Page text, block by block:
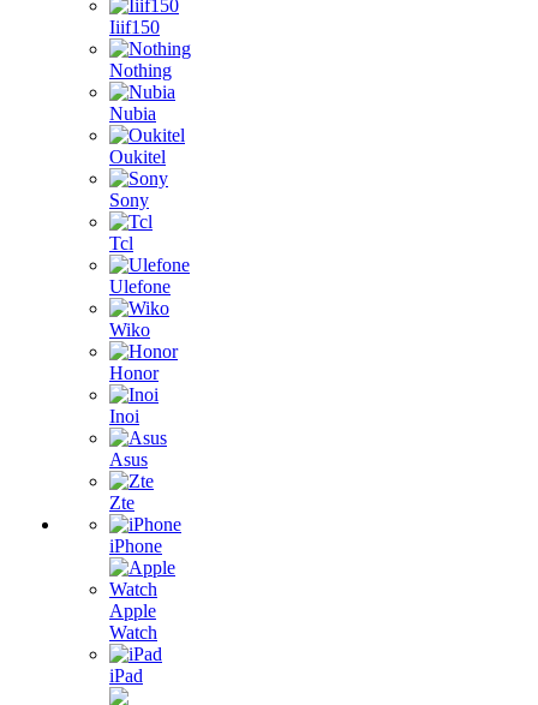
Iiif150
Nothing
Nubia
Oukitel
Sony
Tcl
Ulefone
Wiko
Honor
Inoi
Asus
Zte
iPhone
Apple
Watch
iPad